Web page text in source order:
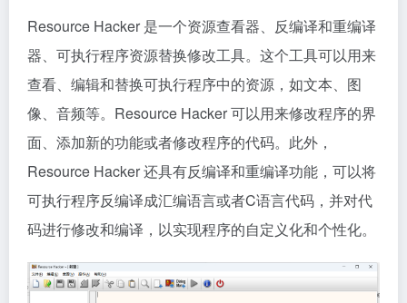
Resource Hacker 是一个资源查看器、反编译和重编译
器、可执行程序资源替换修改工具。这个工具可以用来
查看、编辑和替换可执行程序中的资源，如文本、图
像、音频等。Resource Hacker 可以用来修改程序的界
面、添加新的功能或者修改程序的代码。此外，
Resource Hacker 还具有反编译和重编译功能，可以将
可执行程序反编译成汇编语言或者C语言代码，并对代
码进行修改和编译，以实现程序的自定义化和个性化。